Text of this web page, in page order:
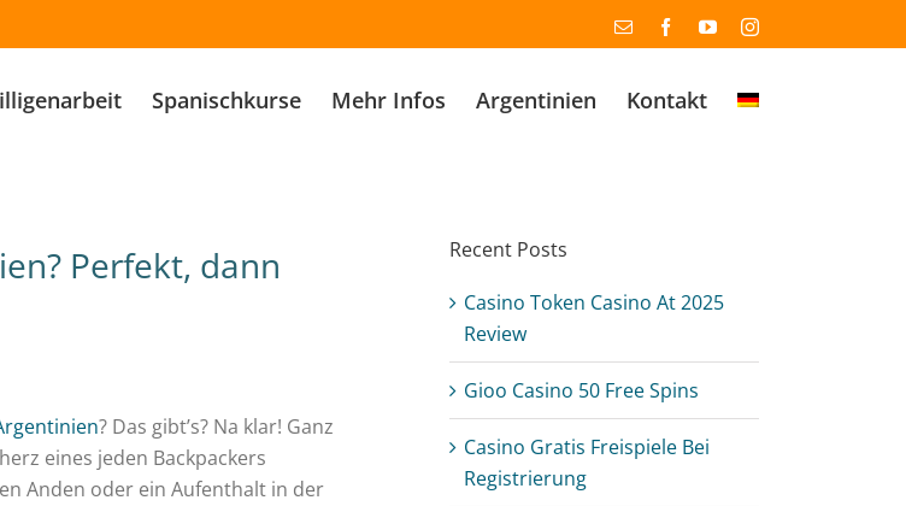
Email FacebookYouTubeInstagram
Spanischkurse Mehr Infos Argentinien Kontakt
Perfekt, dann
? Das gibt’s? Na klar! Ganz
eines jeden Backpackers
Anden oder ein Aufenthalt in der
Recent Posts
Casino Token Casino At 2025
Review
Gioo Casino 50 Free Spins
Casino Gratis Freispiele Bei
Registrierung